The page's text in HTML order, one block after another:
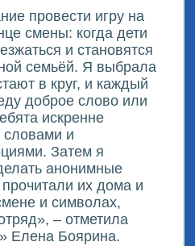
провести игру на
смены: когда дети
и становятся
семьёй. Я выбрала
в круг, и каждый
доброе слово или
искренне
и
Затем я
анонимные
их дома и
и символах,
– отметила
Елена Боярина.